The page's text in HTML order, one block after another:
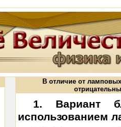
В отличие от
1. Вариант
использованием